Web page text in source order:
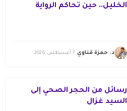
الخليل.. حين تحاكم الرواية
د. حمزة قناوي 7 أغسطس 2026
رسائل من الحجر الصحي إلى
السيد غزال